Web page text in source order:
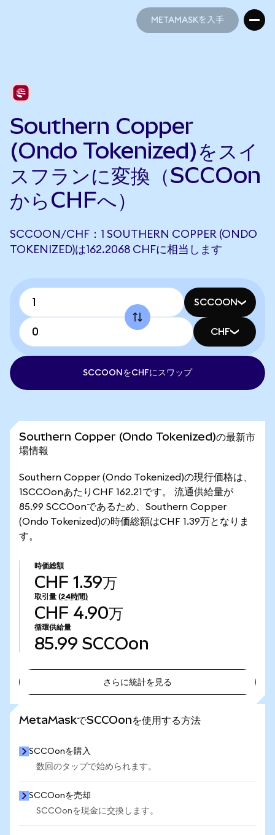
METAMASKを入手
Southern Copper
(Ondo Tokenized)をスイ
スフランに変換（SCCOon
からCHFへ）
SCCOON/CHF：1 SOUTHERN COPPER (ONDO
TOKENIZED)は162.2068 CHFに相当します
SCCOON
CHF
SCCOONをCHFにスワップ
Southern Copper (Ondo Tokenized)の最新市
場情報
Southern Copper (Ondo Tokenized)の現行価格は、
1SCCOonあたりCHF 162.21です。 流通供給量が
85.99 SCCOonであるため、Southern Copper
(Ondo Tokenized)の時価総額はCHF 1.39万となりま
す。
時価総額
CHF 1.39万
取引量 (24時間)
CHF 4.90万
循環供給量
85.99 SCCOon
さらに統計を見る
MetaMaskでSCCOonを使用する方法
SCCOonを購入
数回のタップで始められます。
SCCOonを売却
SCCOonを現金に交換します。